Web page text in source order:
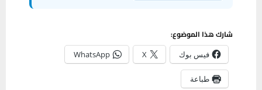
شارك هذا الموضوع:
فيس بوك X
WhatsApp
طباعة